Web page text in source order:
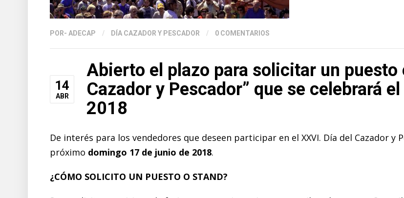
POR- ADECAP / DÍA CAZADOR Y PESCADOR / 0 COMENTARIOS
14
ABR
Abierto el plazo para solicitar un puesto
Cazador y Pescador” que se celebrará
2018
De interés para los vendedores que deseen participar en el XXVI. Día del Cazador y
próximo domingo 17 de junio de 2018.
¿CÓMO SOLICITO UN PUESTO O STAND?